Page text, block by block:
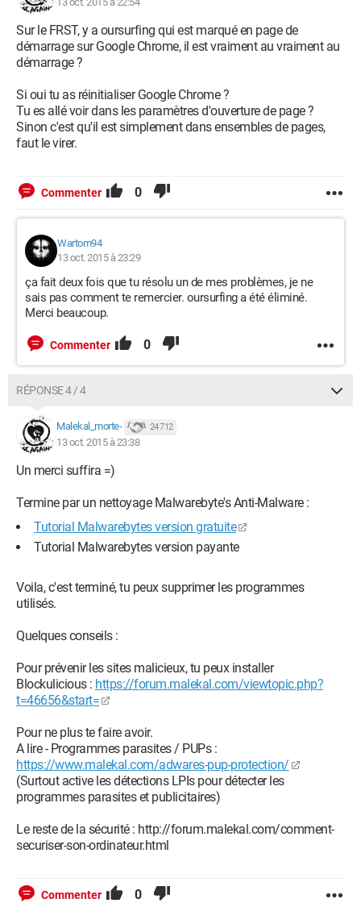
Sur le FRST, y a oursurfing qui est marqué en page de
démarrage sur Google Chrome, il est vraiment au vraiment au
démarrage ?
Si oui tu as réinitialiser Google Chrome ?
Tu es allé voir dans les paramètres d'ouverture de page ?
Sinon c'est qu'il est simplement dans ensembles de pages,
faut le virer.
Commenter 0
Wartom94
13 oct. 2015 à 23:29
ça fait deux fois que tu résolu un de mes problèmes, je ne
sais pas comment te remercier. oursurfing a été éliminé.
Merci beaucoup.
Commenter 0
RÉPONSE 4 / 4
Malekal_morte- 24 712
13 oct. 2015 à 23:38
Un merci suffira =)
Termine par un nettoyage Malwarebyte's Anti-Malware :
Tutorial Malwarebytes version gratuite
Tutorial Malwarebytes version payante
Voila, c'est terminé, tu peux supprimer les programmes
utilisés.
Quelques conseils :
Pour prévenir les sites malicieux, tu peux installer
Blockulicious : https://forum.malekal.com/viewtopic.php?
t=46656&start=
Pour ne plus te faire avoir.
A lire - Programmes parasites / PUPs :
https://www.malekal.com/adwares-pup-protection/
(Surtout active les détections LPIs pour détecter les
programmes parasites et publicitaires)
Le reste de la sécurité : http://forum.malekal.com/comment-
securiser-son-ordinateur.html
Commenter 0